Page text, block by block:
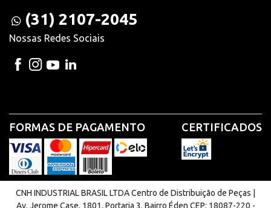
(31) 2107-2045
Nossas Redes Sociais
FORMAS DE PAGAMENTO CERTIFICADOS
CNH INDUSTRIAL BRASIL LTDA Centro de Distribuição de Peças |
Av. Jerome Case, 1801, Portaria 3. Bairro Éden CEP: 18087-220 -